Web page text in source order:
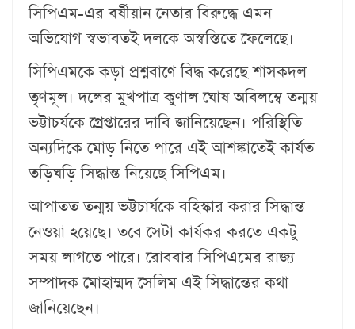
সিপিএম-এর বর্ষীয়ান নেতার বিরুদ্ধে এমন
অভিযোগ স্বভাবতই দলকে অস্বস্তিতে ফেলেছে।
সিপিএমকে কড়া প্রশ্নবাণে বিদ্ধ করেছে শাসকদল
তৃণমূল। দলের মুখপাত্র কুণাল ঘোষ অবিলম্বে তন্ময়
ভট্টাচর্যকে গ্রেপ্তারের দাবি জানিয়েছেন। পরিস্থিতি
অন্যদিকে মোড় নিতে পারে এই আশঙ্কাতেই কার্যত
তড়িঘড়ি সিদ্ধান্ত নিয়েছে সিপিএম।
আপাতত তন্ময় ভট্টচার্যকে বহিস্কার করার সিদ্ধান্ত
নেওয়া হয়েছে। তবে সেটা কার্যকর করতে একটু
সময় লাগতে পারে। রোববার সিপিএমের রাজ্য
সম্পাদক মোহাম্মদ সেলিম এই সিদ্ধান্তের কথা
জানিয়েছেন।